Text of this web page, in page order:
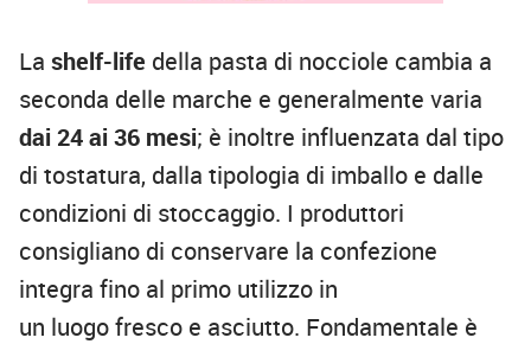
La shelf-life della pasta di nocciole cambia a
seconda delle marche e generalmente varia
dai 24 ai 36 mesi; è inoltre influenzata dal tipo
di tostatura, dalla tipologia di imballo e dalle
condizioni di stoccaggio. I produttori
consigliano di conservare la confezione
integra fino al primo utilizzo in
un luogo fresco e asciutto. Fondamentale è